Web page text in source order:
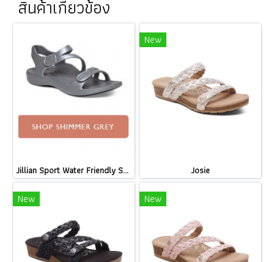
สินค้าเกี่ยวข้อง
Jillian Sport Water Friendly Sandal
New
Josie
New New